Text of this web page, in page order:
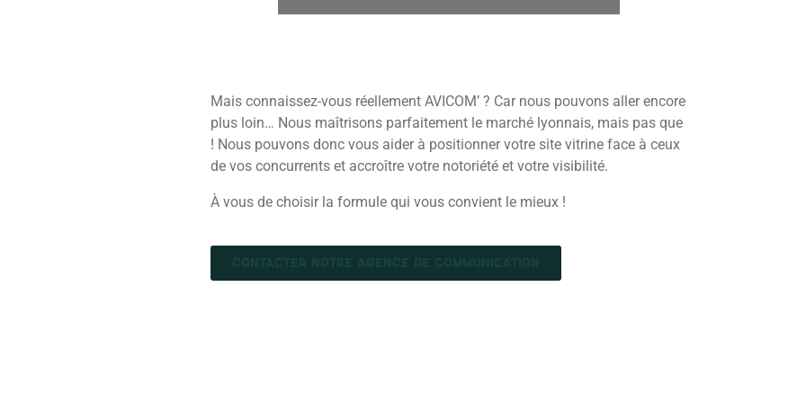
Mais connaissez-vous réellement AVICOM’ ? Car nous pouvons aller encore
plus loin… Nous maîtrisons parfaitement le marché lyonnais, mais pas que
! Nous pouvons donc vous aider à positionner votre site vitrine face à ceux
de vos concurrents et accroître votre notoriété et votre visibilité.
À vous de choisir la formule qui vous convient le mieux !